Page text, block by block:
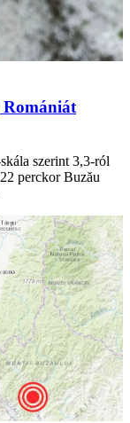
Romániát
szerint 3,3-ról
perckor Buzău